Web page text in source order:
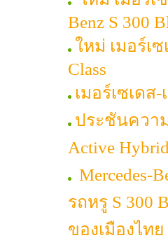
Benz S 300
ใหม่ เมอร์เ
Class
เมอร์เซเด
ประชันควา
Active
Mercedes-
รถหรู S 300
ของเมืองไทย